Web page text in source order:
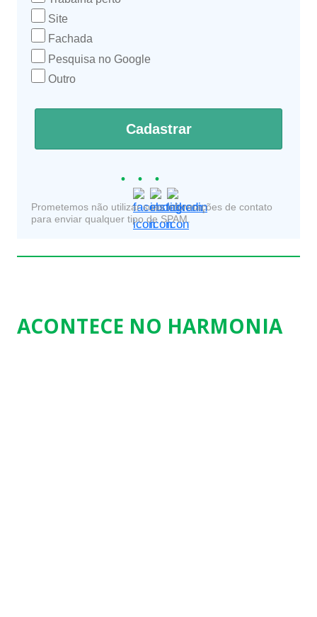
Site
Fachada
Pesquisa no Google
Outro
Cadastrar
Prometemos não utilizar suas informações de contato
para enviar qualquer tipo de SPAM.
ACONTECE NO HARMONIA